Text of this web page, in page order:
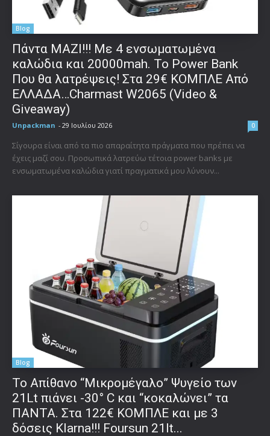
Blog
Πάντα ΜΑΖΙ!!! Με 4 ενσωματωμένα
καλώδια και 20000mah. Το Power Bank
Που θα λατρέψεις! Στα 29€ ΚΟΜΠΛΕ Από
ΕΛΛΑΔΑ…Charmast W2065 (Video &
Giveaway)
Unpackman - 29 Ιουλίου 2026 0
Σίγουρα είναι από τα πιο απαραίτητα πράγματα που πρέπει να
έχεις μαζί σου. Προσωπικά λατρεύω τέτοια power banks με
ενσωματωμένα καλώδια γιατί πραγματικά μου λύνουν...
Blog
Το Απίθανο “Μικρομέγαλο” Ψυγείο των
21Lt πιάνει -30° C και “κοκαλώνει” τα
ΠΑΝΤΑ. Στα 122€ ΚΟΜΠΛΕ και με 3
δόσεις Klarna!!! Foursun 21lt...